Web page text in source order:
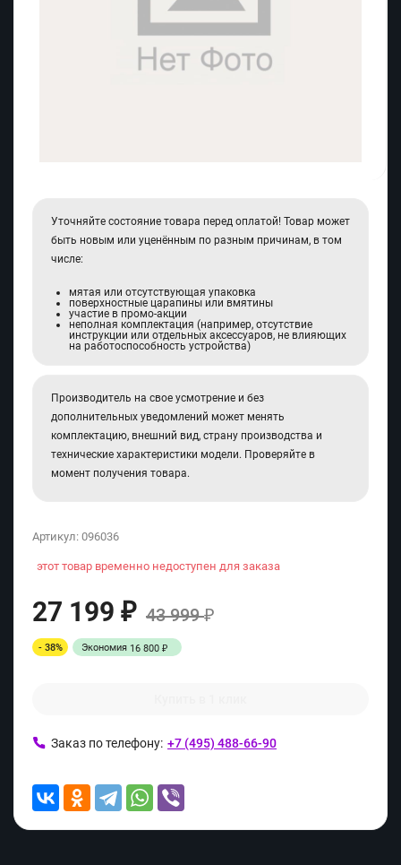
Уточняйте состояние товара перед оплатой! Товар может
быть новым или уценённым по разным причинам, в том
числе:
мятая или отсутствующая упаковка
поверхностные царапины или вмятины
участие в промо-акции
неполная комплектация (например, отсутствие
инструкции или отдельных аксессуаров, не влияющих
на работоспособность устройства)
Производитель на свое усмотрение и без
дополнительных уведомлений может менять
комплектацию, внешний вид, страну производства и
технические характеристики модели. Проверяйте в
момент получения товара.
Артикул: 096036
этот товар временно недоступен для заказа
27 199 ₽ 43 999₽
- 38% Экономия 16 800 ₽
Заказ по телефону: +7 (495) 488-66-90